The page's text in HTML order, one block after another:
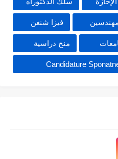
فيزا شنغن
منح دراسية
Candidature